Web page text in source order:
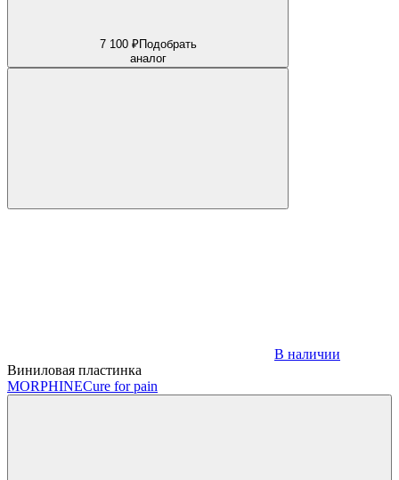
7 100 ₽Подобрать
аналог
В наличии
Виниловая пластинка
MORPHINECure for pain